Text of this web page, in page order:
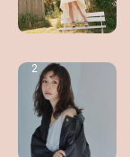
2
2
2